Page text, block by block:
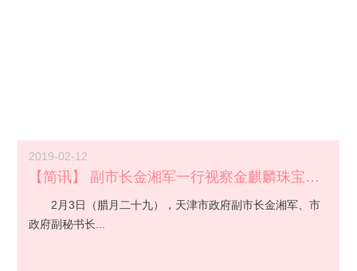
2019-02-12
【简讯】 副市长金湘军一行视察金麒麟珠宝品牌集合...
2月3日（腊月二十九），天津市政府副市长金湘军、市
政府副秘书长...